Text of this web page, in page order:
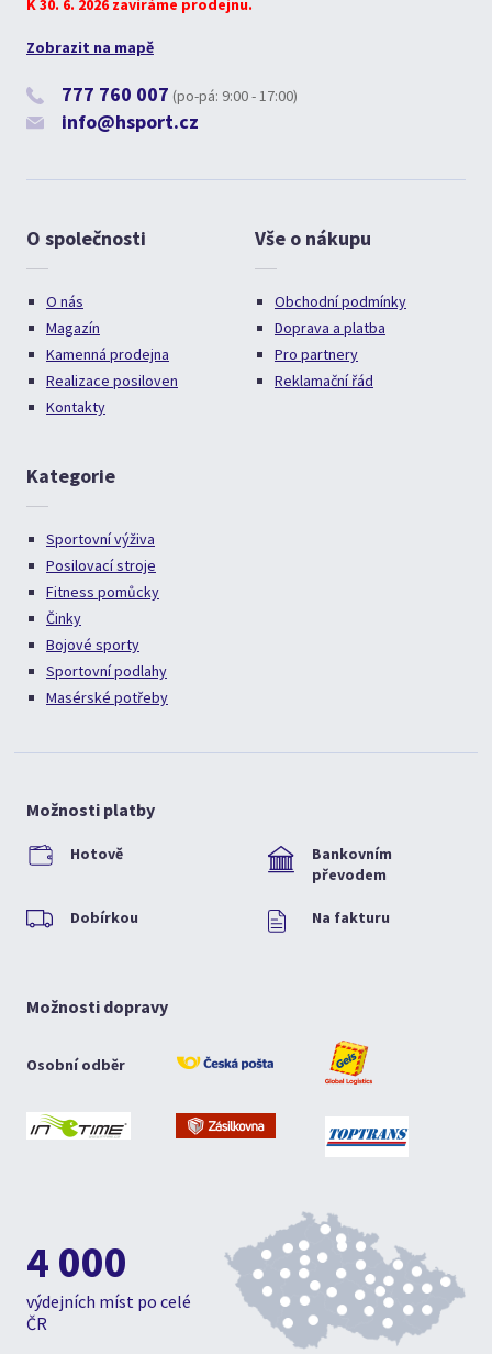
K 30. 6. 2026 zavíráme prodejnu.
Zobrazit na mapě
777 760 007 (po-pá: 9:00 - 17:00)
info@hsport.cz
O společnosti
O nás
Magazín
Kamenná prodejna
Realizace posiloven
Kontakty
Vše o nákupu
Obchodní podmínky
Doprava a platba
Pro partnery
Reklamační řád
Kategorie
Sportovní výživa
Posilovací stroje
Fitness pomůcky
Činky
Bojové sporty
Sportovní podlahy
Masérské potřeby
Možnosti platby
Hotově
Bankovním
převodem
Dobírkou Na fakturu
Možnosti dopravy
Osobní odběr
4 000
výdejních míst po celé
ČR